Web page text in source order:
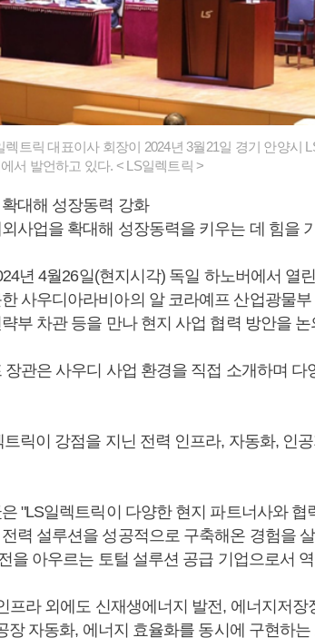
렉트릭 대표이사 회장이 2024년 3월21일 경기 안양시
서 발언하고 있다. < LS일렉트릭 >
대해 성장동력 강화
사업을 확대해 성장동력을 키우는 데 힘을
년 4월26일(현지시각) 독일 하노버에서 열
사우디아라비아의 알 코라예프 산업광물
부 차관 등을 만나 현지 사업 협력 방안을 논
장관은 사우디 사업 환경을 직접 소개하며
릭이 강점을 지닌 전력 인프라, 자동화, 인
은 "LS일렉트릭이 다양한 현지 파트너사와
력 설루션을 성공적으로 구축해온 경험을
을 아우르는 토털 설루션 공급 기업으로서
프라 외에도 신재생에너지 발전, 에너지저장
장 자동화, 에너지 효율화를 동시에 구현하